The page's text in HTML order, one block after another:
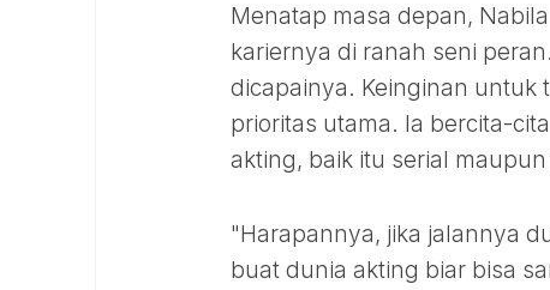
Menatap masa depan,
kariernya di ranah seni
dicapainya. Keinginan untuk
prioritas utama. Ia bercita-
akting, baik itu serial
"Harapannya, jika jalannya
buat dunia akting biar bisa